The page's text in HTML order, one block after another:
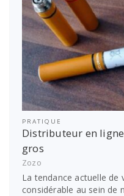
PRATIQUE
Distributeur en
gros
Zozo
La tendance actuelle
considérable au sein de